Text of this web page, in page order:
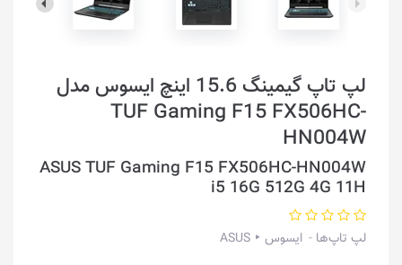
لپ تاپ گیمینگ 15.6 اینچ ایسوس مدل
TUF Gaming F15 FX506HC-
HN004W
ASUS TUF Gaming F15 FX506HC-HN004W
i5 16G 512G 4G 11H
لپ تاپ‌ها ایسوس ‣ ASUS